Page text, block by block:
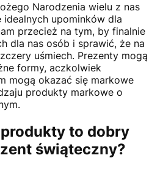
Narodzenia wielu z nas
idealnych upominków dla
przecież na tym, by finalnie
dla nas osób i sprawić, że na
uśmiech. Prezenty mogą
formy, aczkolwiek
mogą okazać się markowe
produkty markowe o
to dobry
świąteczny?